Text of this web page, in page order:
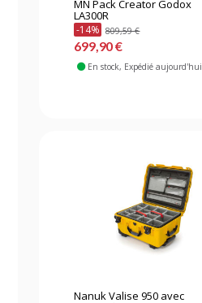
MN Pack Creator Godox
LA300R
-14% 809,59 €
699,90 €
En stock, Expédié aujourd'hui
Nanuk Valise 950 avec